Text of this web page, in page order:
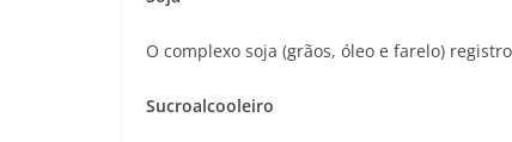
O complexo soja (grãos, óleo e farelo)
Sucroalcooleiro